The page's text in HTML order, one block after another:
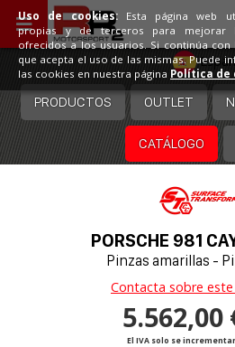
PRODUCTOS OUTLET
CATÁLOGO
PORSCHE 981
Pinzas amarillas -
Contacta sobre
5.562,00
El IVA solo se
Uso de cookies:Esta página web
propias y de terceros para mejorar
ofrecidos a los usuarios. Si continúa con
que acepta el uso de las mismas. Puede
las cookies en nuestra página Política de